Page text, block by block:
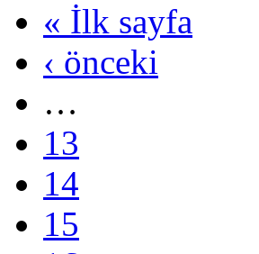
« İlk sayfa
‹ önceki
…
13
14
15